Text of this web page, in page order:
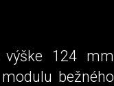
výške 124 mm
bežného